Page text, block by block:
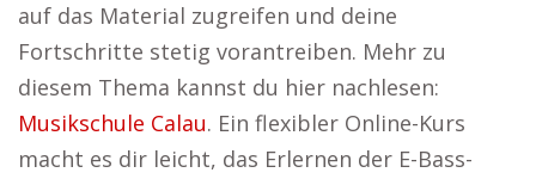
auf das Material zugreifen und deine
Fortschritte stetig vorantreiben. Mehr zu
diesem Thema kannst du hier nachlesen:
Musikschule Calau. Ein flexibler Online-Kurs
macht es dir leicht, das Erlernen der E-Bass-